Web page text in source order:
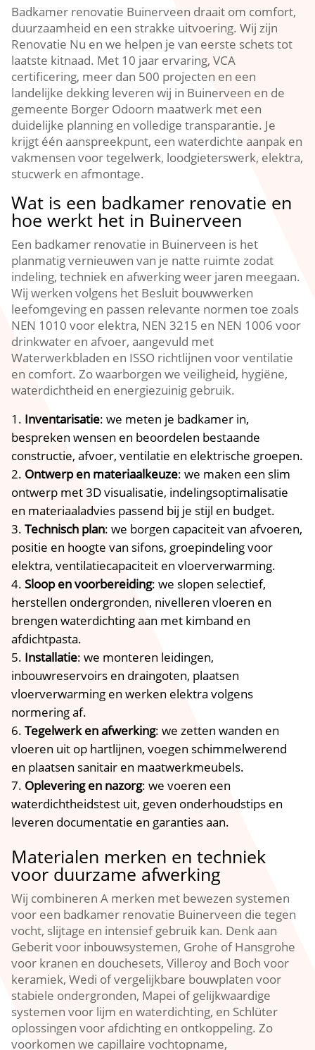
Badkamer renovatie Buinerveen draait om comfort,
duurzaamheid en een strakke uitvoering. Wij zijn
Renovatie Nu en we helpen je van eerste schets tot
laatste kitnaad. Met 10 jaar ervaring, VCA
certificering, meer dan 500 projecten en een
landelijke dekking leveren wij in Buinerveen en de
gemeente Borger Odoorn maatwerk met een
duidelijke planning en volledige transparantie. Je
krijgt één aanspreekpunt, een waterdichte aanpak en
vakmensen voor tegelwerk, loodgieterswerk, elektra,
stucwerk en afmontage.
Wat is een badkamer renovatie en
hoe werkt het in Buinerveen
Een badkamer renovatie in Buinerveen is het
planmatig vernieuwen van je natte ruimte zodat
indeling, techniek en afwerking weer jaren meegaan.
Wij werken volgens het Besluit bouwwerken
leefomgeving en passen relevante normen toe zoals
NEN 1010 voor elektra, NEN 3215 en NEN 1006 voor
drinkwater en afvoer, aangevuld met
Waterwerkbladen en ISSO richtlijnen voor ventilatie
en comfort. Zo waarborgen we veiligheid, hygiëne,
waterdichtheid en energiezuinig gebruik.
Inventarisatie: we meten je badkamer in,
bespreken wensen en beoordelen bestaande
constructie, afvoer, ventilatie en elektrische groepen.
Ontwerp en materiaalkeuze: we maken een slim
ontwerp met 3D visualisatie, indelingsoptimalisatie
en materiaaladvies passend bij je stijl en budget.
Technisch plan: we borgen capaciteit van afvoeren,
positie en hoogte van sifons, groepindeling voor
elektra, ventilatiecapaciteit en vloerverwarming.
Sloop en voorbereiding: we slopen selectief,
herstellen ondergronden, nivelleren vloeren en
brengen waterdichting aan met kimband en
afdichtpasta.
Installatie: we monteren leidingen,
inbouwreservoirs en draingoten, plaatsen
vloerverwarming en werken elektra volgens
normering af.
Tegelwerk en afwerking: we zetten wanden en
vloeren uit op hartlijnen, voegen schimmelwerend
en plaatsen sanitair en maatwerkmeubels.
Oplevering en nazorg: we voeren een
waterdichtheidstest uit, geven onderhoudstips en
leveren documentatie en garanties aan.
Materialen merken en techniek
voor duurzame afwerking
Wij combineren A merken met bewezen systemen
voor een badkamer renovatie Buinerveen die tegen
vocht, slijtage en intensief gebruik kan. Denk aan
Geberit voor inbouwsystemen, Grohe of Hansgrohe
voor kranen en douchesets, Villeroy and Boch voor
keramiek, Wedi of vergelijkbare bouwplaten voor
stabiele ondergronden, Mapei of gelijkwaardige
systemen voor lijm en waterdichting, en Schlüter
oplossingen voor afdichting en ontkoppeling. Zo
voorkomen we capillaire vochtopname,